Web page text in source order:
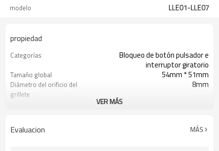
modelo LLE01-LLE07
propiedad
Categorías
Bloqueo de botón pulsador e
interruptor giratorio
Tamaño global 54mm * 51mm
Diámetro del orificio del
grillete
8mm
Aéreo/Marítimo
Condiciones de pago
T/T, Western Union, Paypal, carta de
VER MÁS
Evaluacion MÁS